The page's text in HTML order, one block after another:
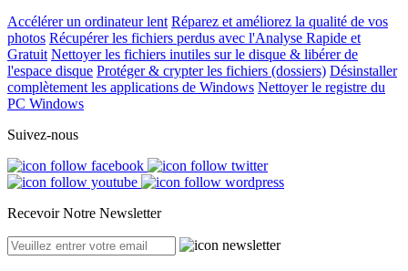
Accélérer un ordinateur lent Réparez et améliorez la qualité de vos
photos Récupérer les fichiers perdus avec l'Analyse Rapide et
Gratuit Nettoyer les fichiers inutiles sur le disque & libérer de
l'espace disque Protéger & crypter les fichiers (dossiers) Désinstaller
complètement les applications de Windows Nettoyer le registre du
PC Windows
Suivez-nous
Recevoir Notre Newsletter